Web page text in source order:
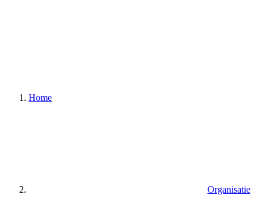
Home
Organisatie